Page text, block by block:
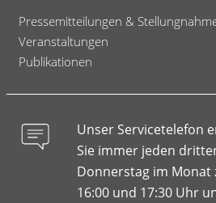
Pressemitteilungen &
Veranstaltungen
Publikationen
Unser Servicetelefon
Sie immer jeden
Donnerstag im Monat
16:00 und 17:30 Uhr